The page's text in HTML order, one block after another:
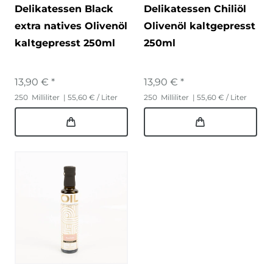
Delikatessen Black
extra natives Olivenöl
kaltgepresst 250ml
13,90 € *
250 Milliliter | 55,60 € / Liter
Delikatessen Chiliöl
Olivenöl kaltgepresst
250ml
13,90 € *
250 Milliliter | 55,60 € / Liter